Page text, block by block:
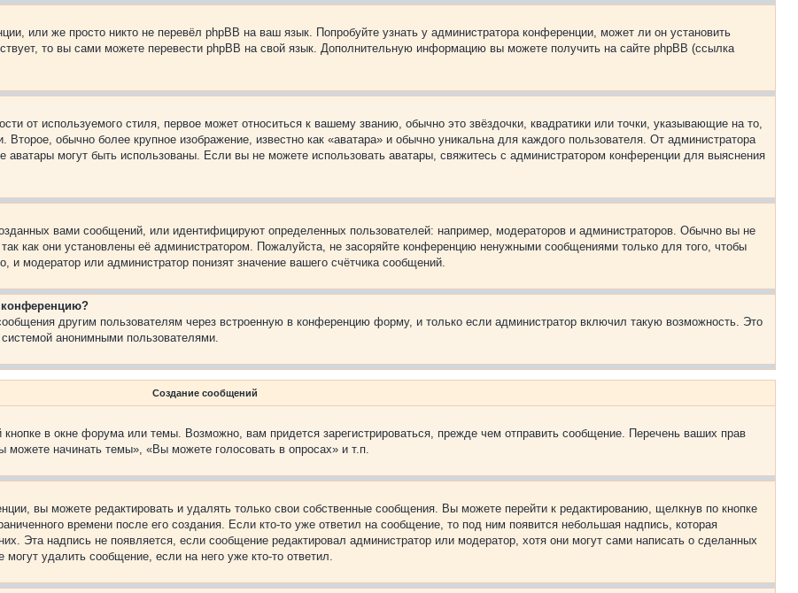
или же просто никто не перевёл phpBB на ваш язык. Попробуйте узнать у администратора конференции, может ли он установить
то вы сами можете перевести phpBB на свой язык. Дополнительную информацию вы можете получить на сайте phpBB (ссылка
от используемого стиля, первое может относиться к вашему званию, обычно это звёздочки, квадратики или точки, указывающие на то,
обычно более крупное изображение, известно как «аватара» и обычно уникальна для каждого пользователя. От администратора
аватары могут быть использованы. Если вы не можете использовать аватары, свяжитесь с администратором конференции для выяснения
вами сообщений, или идентифицируют определенных пользователей: например, модераторов и администраторов. Обычно вы не
как они установлены её администратором. Пожалуйста, не засоряйте конференцию ненужными сообщениями только для того, чтобы
модератор или администратор понизят значение вашего счётчика сообщений.
конференцию?
другим пользователям через встроенную в конференцию форму, и только если администратор включил такую возможность. Это
анонимными пользователями.
Создание сообщений
в окне форума или темы. Возможно, вам придется зарегистрироваться, прежде чем отправить сообщение. Перечень ваших прав
начинать темы», «Вы можете голосовать в опросах» и т.п.
вы можете редактировать и удалять только свои собственные сообщения. Вы можете перейти к редактированию, щелкнув по кнопке
времени после его создания. Если кто-то уже ответил на сообщение, то под ним появится небольшая надпись, которая
Эта надпись не появляется, если сообщение редактировал администратор или модератор, хотя они могут сами написать о сделанных
удалить сообщение, если на него уже кто-то ответил.